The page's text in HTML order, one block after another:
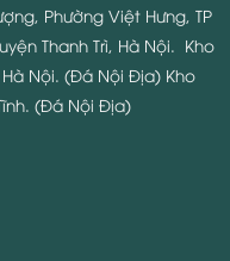
Phường Việt Hưng, TP
Thanh Trì, Hà Nội. Kho
Nội. (Đá Nội Địa) Kho
(Đá Nội Địa)